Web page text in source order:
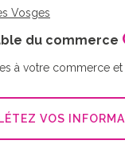
Vosges
du commerce
à votre commerce
VOS